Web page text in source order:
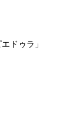
ドゥラ」